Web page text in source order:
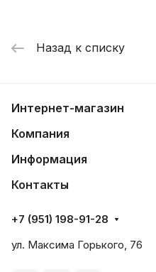
Назад к списку
Интернет-магазин
Компания
Информация
Контакты
+7 (951) 198-91-28
ул. Максима Горького, 76